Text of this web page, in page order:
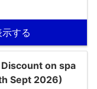
する
on spa
Sept 2026)